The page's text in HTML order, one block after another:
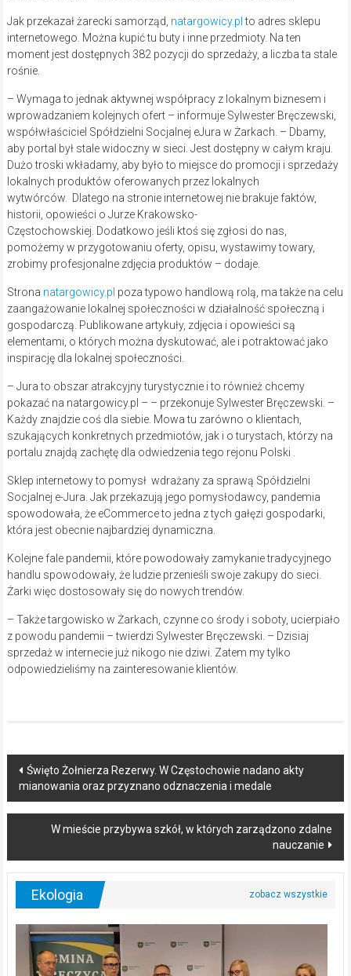
Jak przekazał żarecki samorząd, natargowicy.pl to adres sklepu
internetowego. Można kupić tu buty i inne przedmioty. Na ten
moment jest dostępnych 382 pozycji do sprzedaży, a liczba ta stale
rośnie.
– Wymaga to jednak aktywnej współpracy z lokalnym biznesem i
wprowadzaniem kolejnych ofert – informuje Sylwester Bręczewski,
współwłaściciel Spółdzielni Socjalnej eJura w Żarkach. – Dbamy,
aby portal był stale widoczny w sieci. Jest dostępny w całym kraju.
Dużo troski wkładamy, aby było to miejsce do promocji i sprzedaży
lokalnych produktów oferowanych przez lokalnych
wytwórców. Dlatego na stronie internetowej nie brakuje faktów,
historii, opowieści o Jurze Krakowsko-
Częstochowskiej. Dodatkowo jeśli ktoś się zgłosi do nas,
pomożemy w przygotowaniu oferty, opisu, wystawimy towary,
zrobimy profesjonalne zdjęcia produktów – dodaje.
Strona natargowicy.pl poza typowo handlową rolą, ma także na celu
zaangażowanie lokalnej społeczności w działalność społeczną i
gospodarczą. Publikowane artykuły, zdjęcia i opowieści są
elementami, o których można dyskutować, ale i potraktować jako
inspirację dla lokalnej społeczności.
– Jura to obszar atrakcyjny turystycznie i to również chcemy
pokazać na natargowicy.pl – – przekonuje Sylwester Bręczewski. –
Każdy znajdzie coś dla siebie. Mowa tu zarówno o klientach,
szukających konkretnych przedmiotów, jak i o turystach, którzy na
portalu znajdą zachętę dla odwiedzenia tego rejonu Polski .
Sklep internetowy to pomysł wdrażany za sprawą Spółdzielni
Socjalnej e-Jura. Jak przekazują jego pomysłodawcy, pandemia
spowodowała, że eCommerce to jedna z tych gałęzi gospodarki,
która jest obecnie najbardziej dynamiczna.
Kolejne fale pandemii, które powodowały zamykanie tradycyjnego
handlu spowodowały, że ludzie przenieśli swoje zakupy do sieci.
Żarki więc dostosowały się do nowych trendów.
– Także targowisko w Żarkach, czynne co środy i soboty, ucierpiało
z powodu pandemii – twierdzi Sylwester Bręczewski. – Dzisiaj
sprzedaż w internecie już nikogo nie dziwi. Zatem my tylko
odpowiedzieliśmy na zainteresowanie klientów.
Post
navigation
Święto Żołnierza Rezerwy. W Częstochowie nadano akty
mianowania oraz przyznano odznaczenia i medale
W mieście przybywa szkół, w których zarządzono zdalne
nauczanie
Ekologia